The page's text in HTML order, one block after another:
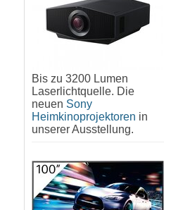
Bis zu 3200 Lumen
Laserlichtquelle. Die
neuen Sony
Heimkinoprojektoren in
unserer Ausstellung.